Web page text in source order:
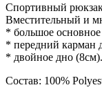
Спортивный
Вместительный и
* большое основное
* передний карман
* двойное дно (8см).
Состав: 100%